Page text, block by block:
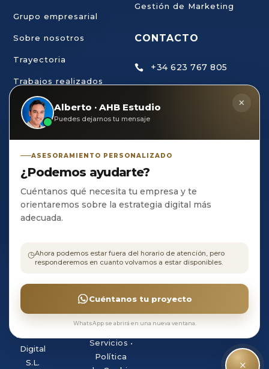
Grupo empresarial
Sobre nosotros
Trayectoria
Trabajos realizados
Trabaja con nosotros
Gestión de Marketing
CONTACTO
 +34 623 767 805
ondigital.com

AHB Estudio de
• HUELVA
©
Estudio
Creación
Digital
S.L.
legal •
Privacidad
•Terminos
Servicios •
Política
Alberto · AHB Estudio
Puedes dejarnos tu mensaje
×
ASESORAMIENTO PERSONALIZADO
¿Podemos ayudarte?
Cuéntanos qué necesita tu empresa y te
orientaremos sobre la estrategia digital más
adecuada.
◷Ahora podemos estar fuera del horario de atención, pero
responderemos en cuanto volvamos a estar disponibles.
Cuéntanos tu proyecto
WhatsApp se abrirá en una nueva ventana.